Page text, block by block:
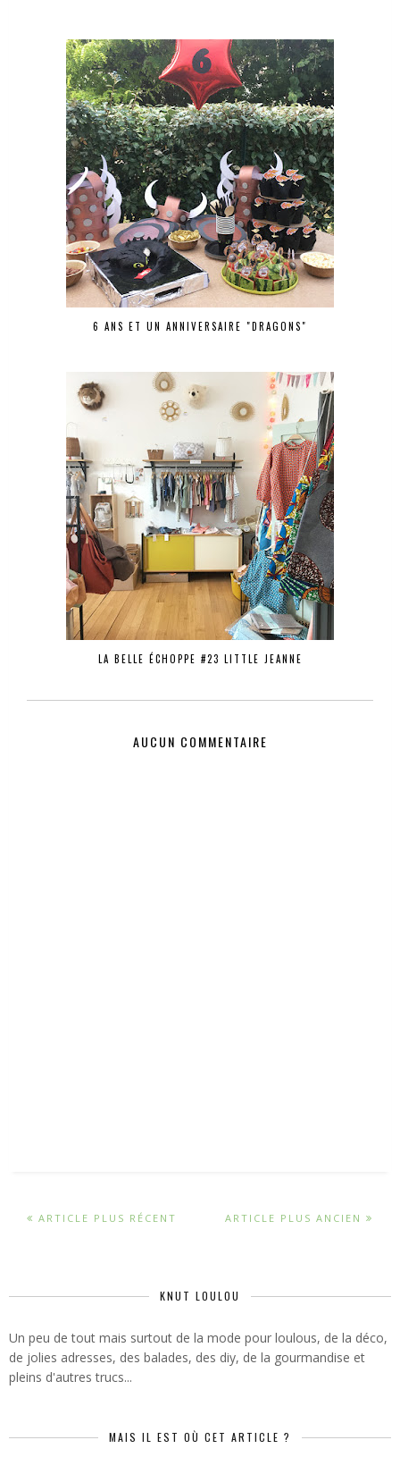
6 ANS ET UN ANNIVERSAIRE "DRAGONS"
LA BELLE ÉCHOPPE #23 LITTLE JEANNE
AUCUN COMMENTAIRE
ARTICLE PLUS RÉCENT ARTICLE PLUS ANCIEN
KNUT LOULOU
Un peu de tout mais surtout de la mode pour loulous, de la déco,
de jolies adresses, des balades, des diy, de la gourmandise et
pleins d'autres trucs...
MAIS IL EST OÙ CET ARTICLE ?